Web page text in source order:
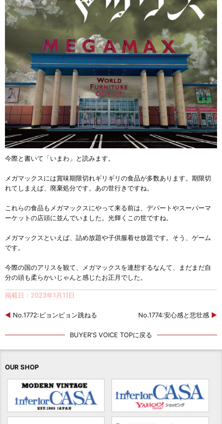
今際と書いて「いまわ」と読みます。
メガマックスには賞味期限切れギリギリの食品が多数あります。期限切
れてしまえば、廃棄処分です。あの世行きですね。
これらの食品もメガマックスにやって来る前は、デパートやスーパーマ
ーケットの店頭に並んでいました。光輝くこの世ですね。
メガマックスといえば、詰め放題や子供服着せ放題です。そう、ゲーム
です。
今際の国のアリスを観て、メガマックスを連想するなんて、まだまだ自
分の頭も柔らかいじゃんと感じたお正月でした。
掲載日：2023年1月11日
◀ No.1772:ピョンピョン跳ねる No.1774:安心感と悲壮感 ▶
BUYER'S VOICE TOPに戻る
OUR SHOP